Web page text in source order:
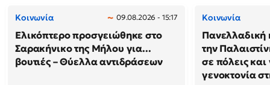
Κοινωνία 09.08.2026 - 15:17
Ελικόπτερο προσγειώθηκε στο
Σαρακήνικο της Μήλου για...
βουτιές – Θύελλα αντιδράσεων
Κοινωνία
Πανελλαδική
την
σε πόλεις και
γενοκτονία